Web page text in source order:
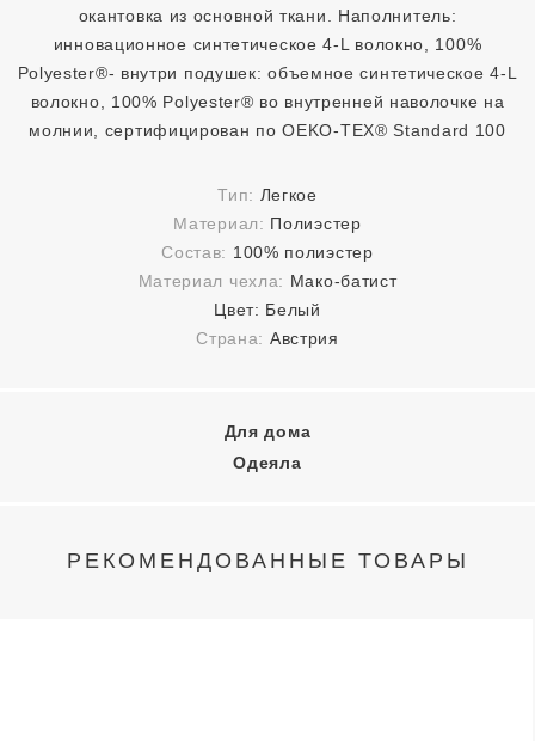
окантовка из основной ткани. Наполнитель:
инновационное синтетическое 4-L волокно, 100%
Polyester®- внутри подушек: объемное синтетическое 4-L
волокно, 100% Polyester® во внутренней наволочке на
молнии, сертифицирован по OEKO-TEX® Standard 100
Тип: Легкое
Материал: Полиэстер
Состав: 100% полиэстер
Материал чехла: Мако-батист
Цвет: Белый
Страна: Австрия
Для дома
Одеяла
РЕКОМЕНДОВАННЫЕ ТОВАРЫ